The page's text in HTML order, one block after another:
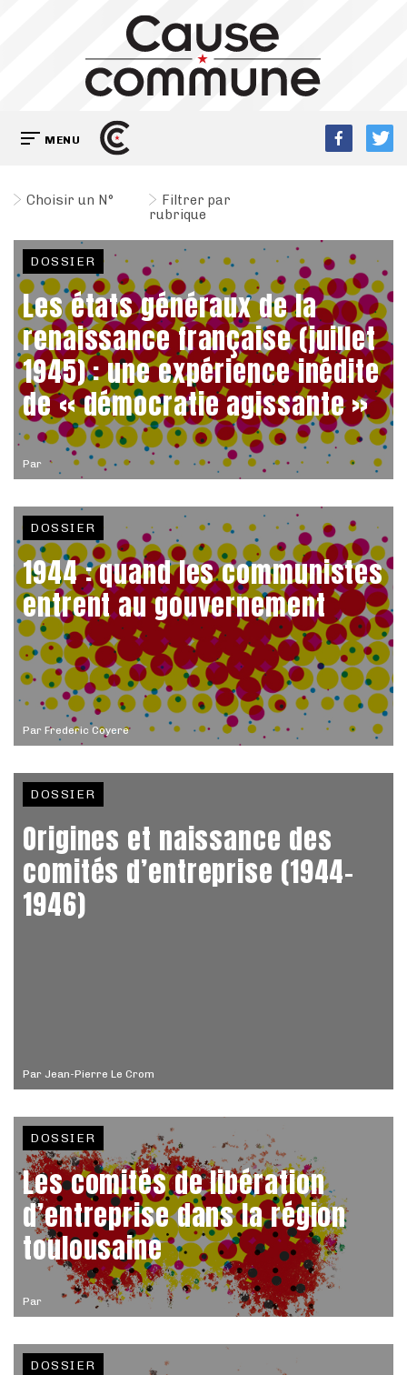
MENU
Choisir un N°
Filtrer par
rubrique
Par
DOSSIER
Les états généraux de la
renaissance française (juillet
1945) : une expérience inédite
de « démocratie agissante »
Par Frederic Coyere
DOSSIER
1944 : quand les communistes
entrent au gouvernement
Par Jean-Pierre Le Crom
DOSSIER
Origines et naissance des
comités d’entreprise (1944-
1946)
Par
DOSSIER
Les comités de libération
d’entreprise dans la région
toulousaine
DOSSIER